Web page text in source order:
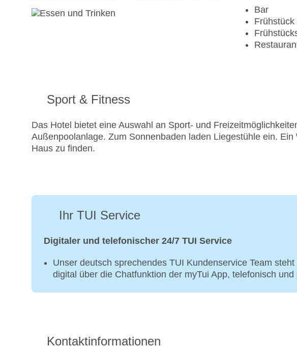
Bar
Frühstück
Sport & Fitness
Das Hotel bietet eine Auswahl an Sport- und
Außenpoolanlage. Zum Sonnenbaden laden Liegestühle ein.
Haus zu finden.
Ihr TUI Service
Digitaler und telefonischer 24/7 TUI Service
Unser deutsch sprechendes TUI Kundenservice Team
digital über die Chatfunktion der myTui App, telefonisch
Kontaktinformationen